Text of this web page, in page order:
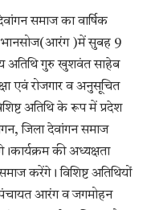
समाज का वार्षिक
भानसोज(आरंग )में सुबह 9
अतिथि गुरु खुशवंत साहेब
एवं रोजगार व अनुसूचित
अतिथि के रूप में प्रदेश
जिला देवांगन समाज
की अध्यक्षता
करेंगे। विशिष्ट अतिथियों
आरंग व जगमोहन